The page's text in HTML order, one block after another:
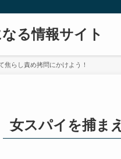
る情報サイト
焦らし責め拷問にかけよう！
女スパイを捕ま